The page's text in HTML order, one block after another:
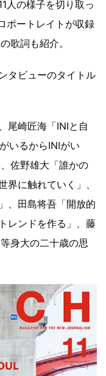
人の様子を切り取っ
ポートレイトが収録
歌詞も紹介。
タビューのタイトル
尾崎匠海「INIと自
いるからINIがい
佐野雄大「誰かの
に触れていく」、
、田島将吾「開放的
レンドを作る」、藤
身大の二十歳の思